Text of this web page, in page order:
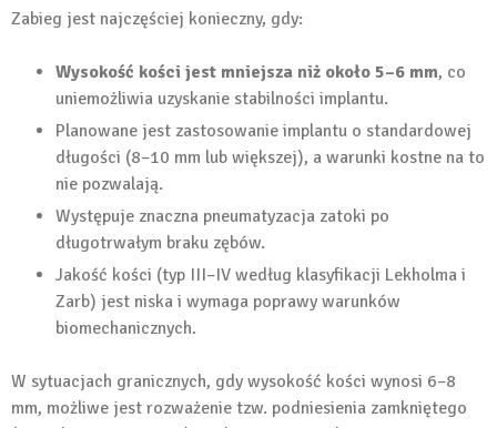
Zabieg jest najczęściej konieczny, gdy:
Wysokość kości jest mniejsza niż około 5–6 mm, co
uniemożliwia uzyskanie stabilności implantu.
Planowane jest zastosowanie implantu o standardowej
długości (8–10 mm lub większej), a warunki kostne na to
nie pozwalają.
Występuje znaczna pneumatyzacja zatoki po
długotrwałym braku zębów.
Jakość kości (typ III–IV według klasyfikacji Lekholma i
Zarb) jest niska i wymaga poprawy warunków
biomechanicznych.
W sytuacjach granicznych, gdy wysokość kości wynosi 6–8
mm, możliwe jest rozważenie tzw. podniesienia zamkniętego